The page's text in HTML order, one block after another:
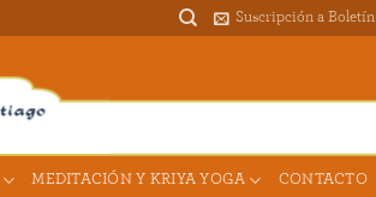
Suscripción a Boletín
MEDITACIÓN Y KRIYA YOGA CONTACTO